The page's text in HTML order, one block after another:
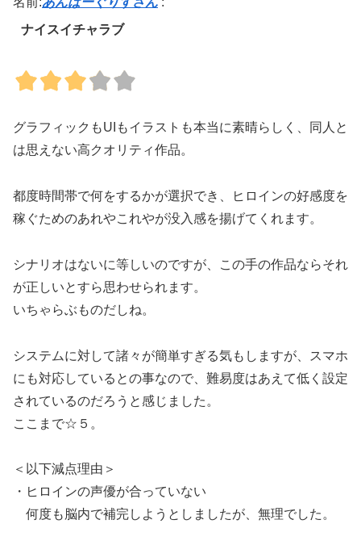
ナイスイチャラブ
グラフィックもUIもイラストも本当に素晴らしく、同人と
は思えない高クオリティ作品。
都度時間帯で何をするかが選択でき、ヒロインの好感度を
稼ぐためのあれやこれやが没入感を揚げてくれます。
シナリオはないに等しいのですが、この手の作品ならそれ
が正しいとすら思わせられます。
いちゃらぶものだしね。
システムに対して諸々が簡単すぎる気もしますが、スマホ
にも対応しているとの事なので、難易度はあえて低く設定
されているのだろうと感じました。
ここまで☆５。
＜以下減点理由＞
・ヒロインの声優が合っていない
何度も脳内で補完しようとしましたが、無理でした。